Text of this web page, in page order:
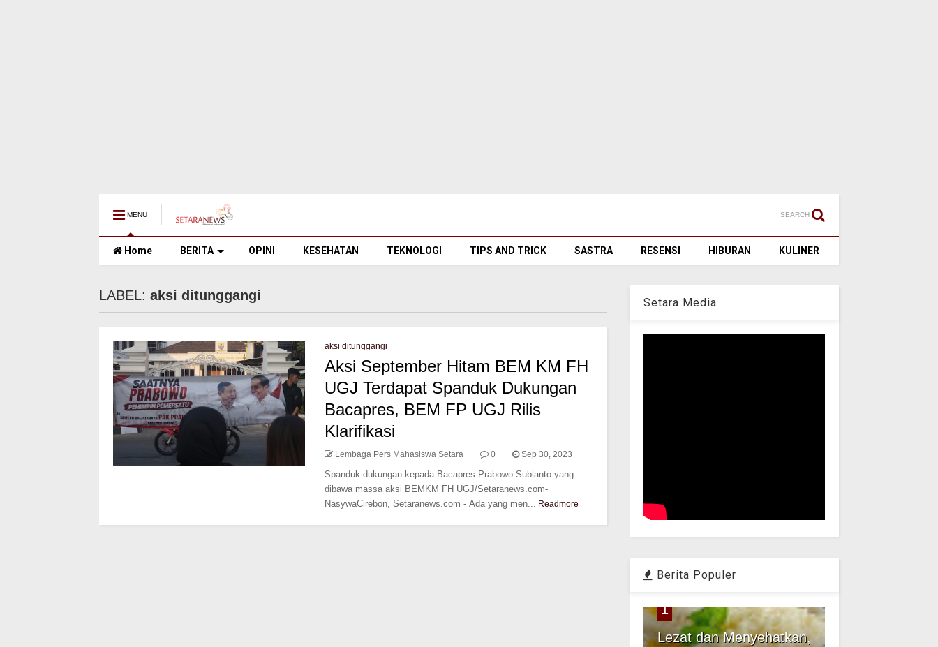
MENU SEARCH
Home BERITA OPINI KESEHATAN TEKNOLOGI TIPS AND TRICK SASTRA RESENSI HIBURAN KULINER
LABEL: aksi ditunggangi
aksi ditunggangi
Aksi September Hitam BEM KM FH
UGJ Terdapat Spanduk Dukungan
Bacapres, BEM FP UGJ Rilis
Klarifikasi
Lembaga Pers Mahasiswa Setara 0 Sep 30, 2023
Spanduk dukungan kepada Bacapres Prabowo Subianto yang
dibawa massa aksi BEMKM FH UGJ/Setaranews.com-
NasywaCirebon, Setaranews.com - Ada yang men... Readmore
Setara Media
Berita Populer
1
Lezat dan Menyehatkan,